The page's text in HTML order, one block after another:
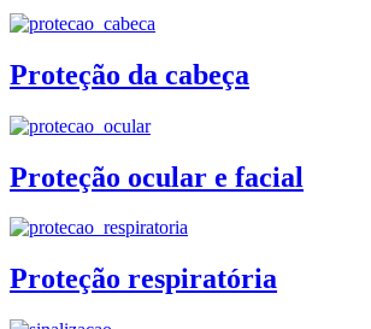
Proteção da cabeça
Proteção ocular e facial
Proteção respiratória